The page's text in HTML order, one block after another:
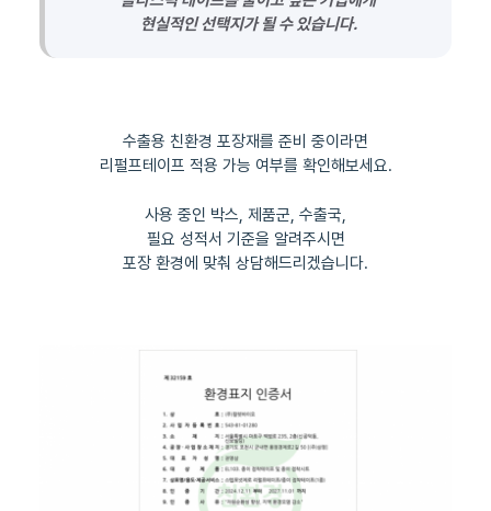
현실적인 선택지가 될 수 있습니다.
수출용 친환경 포장재를 준비 중이라면
리펄프테이프 적용 가능 여부를 확인해보세요.
사용 중인 박스, 제품군, 수출국,
필요 성적서 기준을 알려주시면
포장 환경에 맞춰 상담해드리겠습니다.